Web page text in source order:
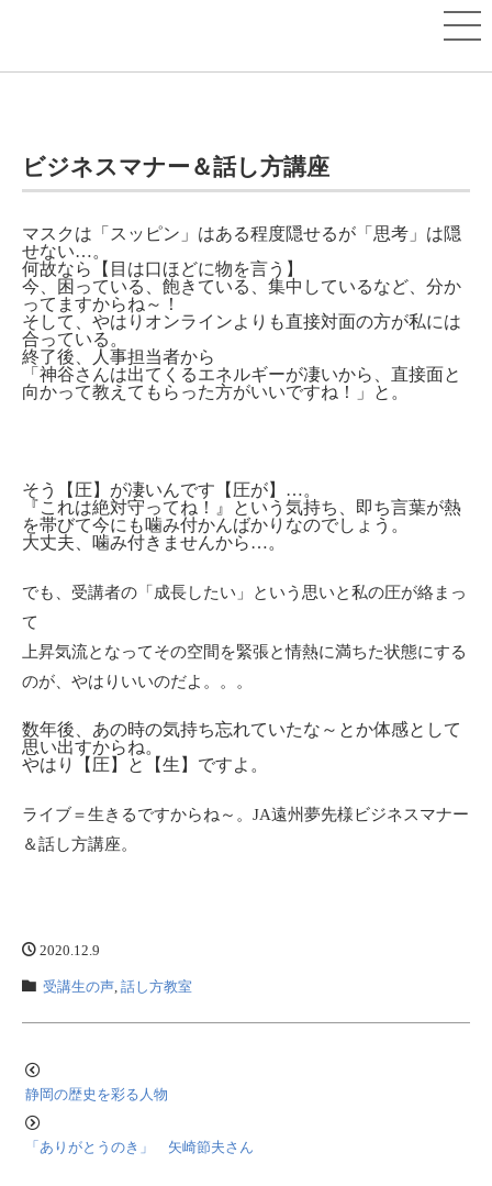
ビジネスマナー＆話し方講座
マスクは「スッピン」はある程度隠せるが「思考」は隠
せない…。
何故なら【目は口ほどに物を言う】
今、困っている、飽きている、集中しているなど、分か
ってますからね～！
そして、やはりオンラインよりも直接対面の方が私には
合っている。
終了後、人事担当者から
「神谷さんは出てくるエネルギーが凄いから、直接面と
向かって教えてもらった方がいいですね！」と。
そう【圧】が凄いんです【圧が】…。
『これは絶対守ってね！』という気持ち、即ち言葉が熱
を帯びて今にも噛み付かんばかりなのでしょう。
大丈夫、噛み付きませんから…。
でも、受講者の「成長したい」という思いと私の圧が絡まっ
て
上昇気流となってその空間を緊張と情熱に満ちた状態にする
のが、やはりいいのだよ。。。
数年後、あの時の気持ち忘れていたな～とか体感として
思い出すからね。
やはり【圧】と【生】ですよ。
ライブ＝生きるですからね～。JA遠州夢先様ビジネスマナー
＆話し方講座。
2020.12.9
受講生の声, 話し方教室
静岡の歴史を彩る人物
「ありがとうのき」 矢崎節夫さん